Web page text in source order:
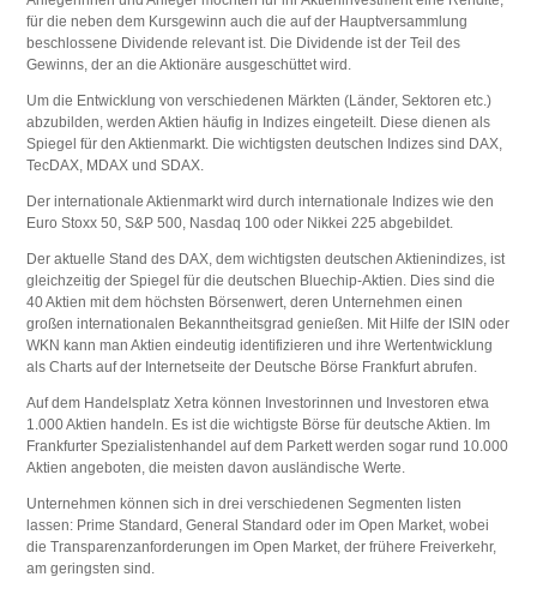
für die neben dem Kursgewinn auch die auf der Hauptversammlung
beschlossene Dividende relevant ist. Die Dividende ist der Teil des
Gewinns, der an die Aktionäre ausgeschüttet wird.
Um die Entwicklung von verschiedenen Märkten (Länder, Sektoren etc.)
abzubilden, werden Aktien häufig in Indizes eingeteilt. Diese dienen als
Spiegel für den Aktienmarkt. Die wichtigsten deutschen Indizes sind DAX,
TecDAX, MDAX und SDAX.
Der internationale Aktienmarkt wird durch internationale Indizes wie den
Euro Stoxx 50, S&P 500, Nasdaq 100 oder Nikkei 225 abgebildet.
Der aktuelle Stand des DAX, dem wichtigsten deutschen Aktienindizes, ist
gleichzeitig der Spiegel für die deutschen Bluechip-Aktien. Dies sind die
40 Aktien mit dem höchsten Börsenwert, deren Unternehmen einen
großen internationalen Bekanntheitsgrad genießen. Mit Hilfe der ISIN oder
WKN kann man Aktien eindeutig identifizieren und ihre Wertentwicklung
als Charts auf der Internetseite der Deutsche Börse Frankfurt abrufen.
Auf dem Handelsplatz Xetra können Investorinnen und Investoren etwa
1.000 Aktien handeln. Es ist die wichtigste Börse für deutsche Aktien. Im
Frankfurter Spezialistenhandel auf dem Parkett werden sogar rund 10.000
Aktien angeboten, die meisten davon ausländische Werte.
Unternehmen können sich in drei verschiedenen Segmenten listen
lassen: Prime Standard, General Standard oder im Open Market, wobei
die Transparenzanforderungen im Open Market, der frühere Freiverkehr,
am geringsten sind.